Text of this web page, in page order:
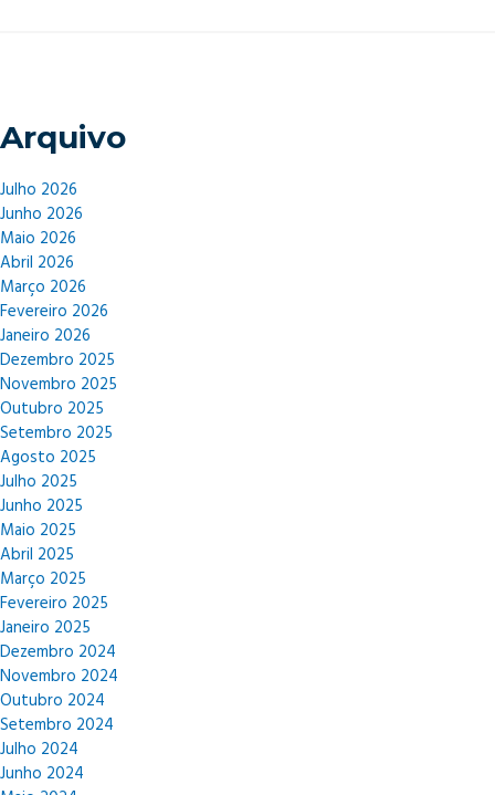
Arquivo
Julho 2026
Junho 2026
Maio 2026
Abril 2026
Março 2026
Fevereiro 2026
Janeiro 2026
Dezembro 2025
Novembro 2025
Outubro 2025
Setembro 2025
Agosto 2025
Julho 2025
Junho 2025
Maio 2025
Abril 2025
Março 2025
Fevereiro 2025
Janeiro 2025
Dezembro 2024
Novembro 2024
Outubro 2024
Setembro 2024
Julho 2024
Junho 2024